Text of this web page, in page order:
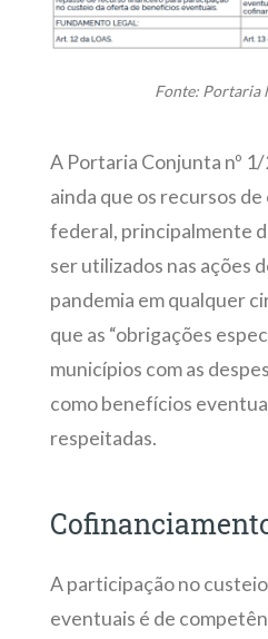
Fonte: Portaria
A Portaria Conjunta nº
ainda que os recursos
federal, principalmente
ser utilizados nas ações
pandemia em qualquer
que as “obrigações
municípios com as
como benefícios
respeitadas.
A participação no
eventuais é de